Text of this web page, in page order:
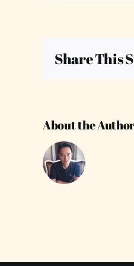
Share This
About the